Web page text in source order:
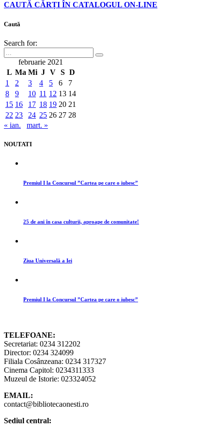
CAUTĂ CĂRȚI ÎN CATALOGUL ON-LINE
Caută
Search for:
februarie 2021
L Ma Mi J V S D
1
2 3 4 5 6
7
8
9 10 11 12 13 14
15 16 17 18 19 20 21
22 23 24 25 26 27 28
« ian.
mart. »
NOUTATI
Premiul I la Concursul ”Cartea pe care o iubesc”
25 de ani în casa culturii, aproape de comunitate!
Ziua Universală a Iei
Premiul I la Concursul ”Cartea pe care o iubesc”
TELEFOANE:
Secretariat: 0234 312202
Director: 0234 324099
Filiala Cosânzeana: 0234 317327
Cinema Capitol: 0234311333
Muzeul de Istorie: 023324052
EMAIL:
contact@bibliotecaonesti.ro
Sediul central: